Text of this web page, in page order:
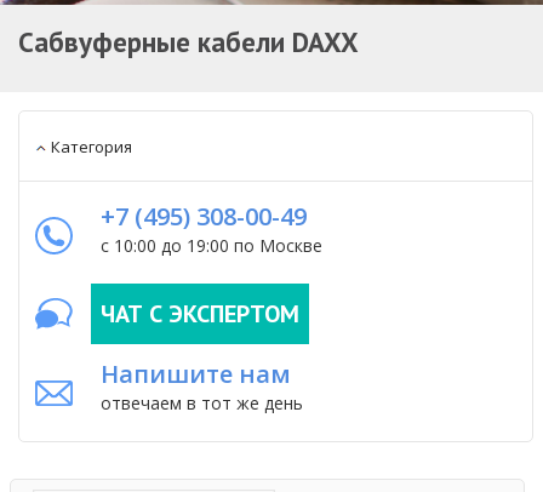
Сабвуферные кабели DAXX
Категория
+7 (495) 308-00-49
с 10:00 до 19:00 по Москве
ЧАТ С ЭКСПЕРТОМ
Напишите нам
отвечаем в тот же день